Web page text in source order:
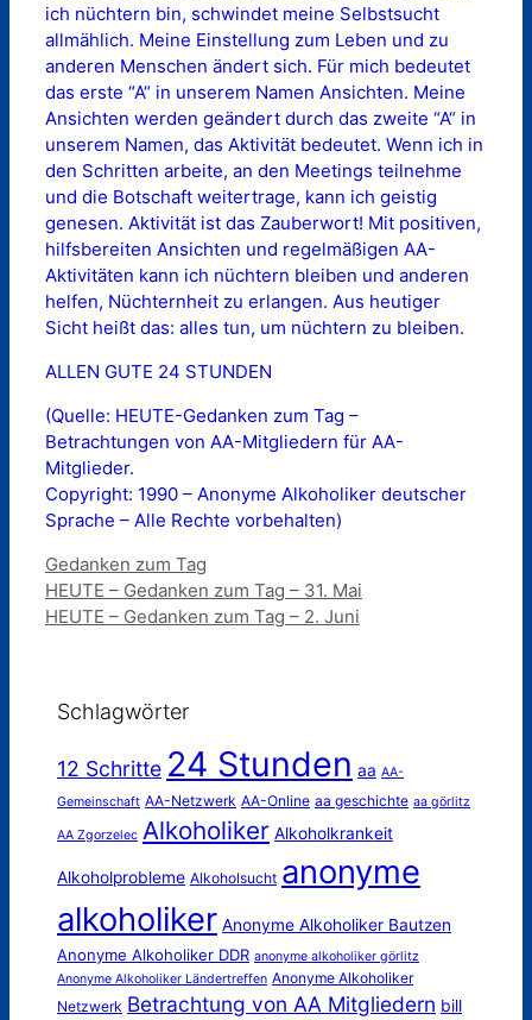
ich nüchtern bin, schwindet meine Selbstsucht
allmählich. Meine Einstellung zum Leben und zu
anderen Menschen ändert sich. Für mich bedeutet
das erste “A“ in unserem Namen Ansichten. Meine
Ansichten werden geändert durch das zweite “A“ in
unserem Namen, das Aktivität bedeutet. Wenn ich in
den Schritten arbeite, an den Meetings teilnehme
und die Botschaft weitertrage, kann ich geistig
genesen. Aktivität ist das Zauberwort! Mit positiven,
hilfsbereiten Ansichten und regelmäßigen AA-
Aktivitäten kann ich nüchtern bleiben und anderen
helfen, Nüchternheit zu erlangen. Aus heutiger
Sicht heißt das: alles tun, um nüchtern zu bleiben.
ALLEN GUTE 24 STUNDEN
(Quelle: HEUTE-Gedanken zum Tag –
Betrachtungen von AA-Mitgliedern für AA-
Mitglieder.
Copyright: 1990 – Anonyme Alkoholiker deutscher
Sprache – Alle Rechte vorbehalten)
Kategorien
Gedanken zum Tag
HEUTE – Gedanken zum Tag – 31. Mai
HEUTE – Gedanken zum Tag – 2. Juni
Schlagwörter
12 Schritte 24 Stunden aa AA-
Gemeinschaft AA-Netzwerk AA-Online aa geschichte aa görlitz
AA Zgorzelec Alkoholiker Alkoholkrankeit
Alkoholprobleme Alkoholsucht anonyme
alkoholiker Anonyme Alkoholiker Bautzen
Anonyme Alkoholiker DDR anonyme alkoholiker görlitz
Anonyme Alkoholiker Ländertreffen Anonyme Alkoholiker
Netzwerk Betrachtung von AA Mitgliedern bill